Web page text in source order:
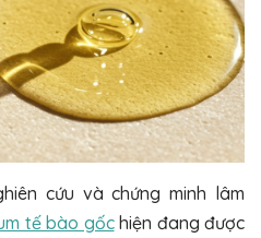
cứu và chứng minh lâm
tế bào gốchiện đang được